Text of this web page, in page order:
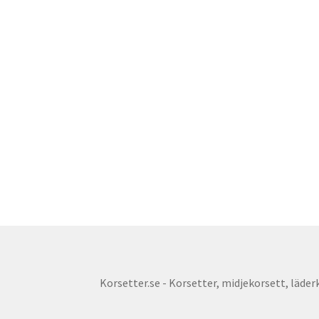
Korsetter.se - Korsetter, midjekorsett,